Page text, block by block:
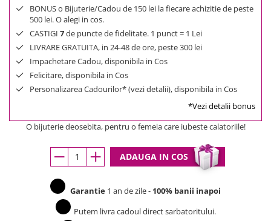
BONUS o Bijuterie/Cadou de 150 lei la fiecare achizitie de peste
500 lei. O alegi in cos.
CASTIGI 7de puncte de fidelitate. 1 punct = 1 Lei
LIVRARE GRATUITA, in 24-48 de ore, peste 300 lei
Impachetare Cadou, disponibila in Cos
Felicitare, disponibila in Cos
Personalizarea Cadourilor* (vezi detalii), disponibila in Cos
*Vezi detalii bonus
O bijuterie deosebita, pentru o femeia care iubeste calatoriile!
ADAUGA IN COS
Garantie 1 an de zile - 100% banii inapoi
Putem livra cadoul direct sarbatoritului.